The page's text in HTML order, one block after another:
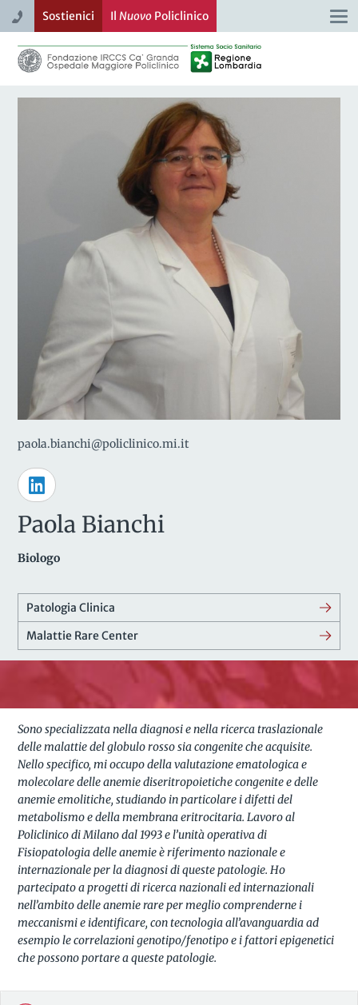
Sostienici Il NuovoPoliclinico
paola.bianchi@policlinico.mi.it
Paola Bianchi
Biologo
Patologia Clinica
Malattie Rare Center
Sono specializzata nella diagnosi e nella ricerca traslazionale
delle malattie del globulo rosso sia congenite che acquisite.
Nello specifico, mi occupo della valutazione ematologica e
molecolare delle anemie diseritropoietiche congenite e delle
anemie emolitiche, studiando in particolare i difetti del
metabolismo e della membrana eritrocitaria. Lavoro al
Policlinico di Milano dal 1993 e l’unità operativa di
Fisiopatologia delle anemie è riferimento nazionale e
internazionale per la diagnosi di queste patologie. Ho
partecipato a progetti di ricerca nazionali ed internazionali
nell’ambito delle anemie rare per meglio comprenderne i
meccanismi e identificare, con tecnologia all’avanguardia ad
esempio le correlazioni genotipo/fenotipo e i fattori epigenetici
che possono portare a queste patologie.